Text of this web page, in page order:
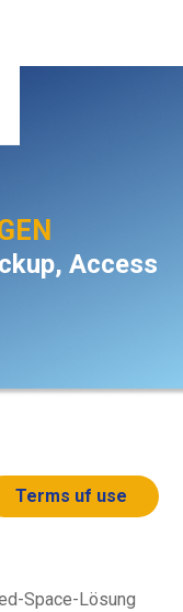
Access
Terms uf use
Space-Lösung